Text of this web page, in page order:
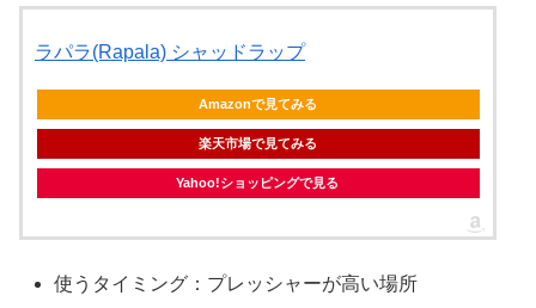
ラパラ(Rapala) シャッドラップ
Amazonで見てみる
楽天市場で見てみる
Yahoo!ショッピングで見る
使うタイミング：プレッシャーが高い場所